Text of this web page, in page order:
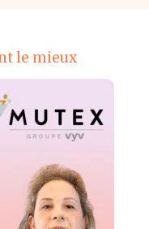
le mieux